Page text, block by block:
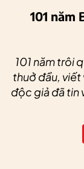
101 năm
101 năm trôi
thuở đầu, viết
độc giả đã tin